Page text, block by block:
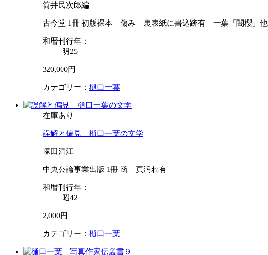
筒井民次郎編
古今堂 1冊 初版裸本 傷み 裏表紙に書込跡有 一葉「闇櫻」他
和暦刊行年：
明25
320,000円
カテゴリー： 樋口一葉
在庫あり
誤解と偏見 樋口一葉の文学
塚田満江
中央公論事業出版 1冊 函 頁汚れ有
和暦刊行年：
昭42
2,000円
カテゴリー： 樋口一葉